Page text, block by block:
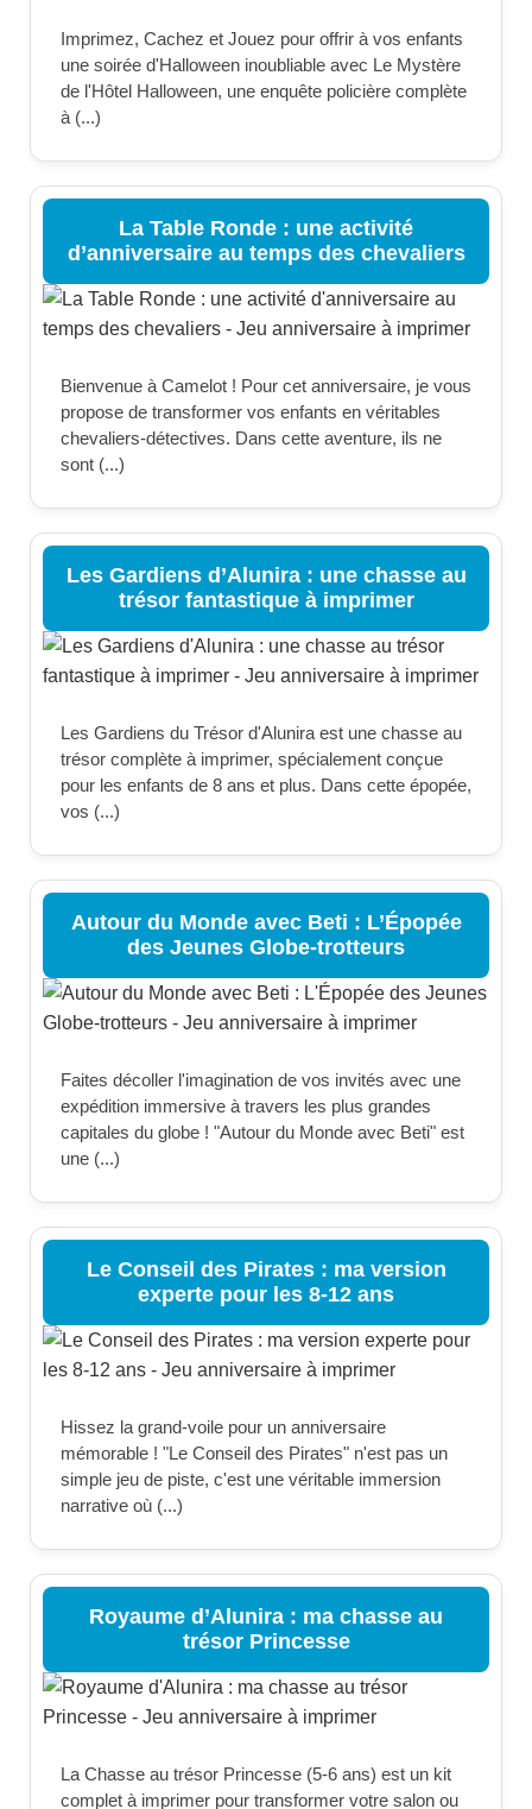
Imprimez, Cachez et Jouez pour offrir à vos enfants
une soirée d'Halloween inoubliable avec Le Mystère
de l'Hôtel Halloween, une enquête policière complète
à (...)
La Table Ronde : une activité
d’anniversaire au temps des chevaliers
Bienvenue à Camelot ! Pour cet anniversaire, je vous
propose de transformer vos enfants en véritables
chevaliers-détectives. Dans cette aventure, ils ne
sont (...)
Les Gardiens d’Alunira : une chasse au
trésor fantastique à imprimer
Les Gardiens du Trésor d'Alunira est une chasse au
trésor complète à imprimer, spécialement conçue
pour les enfants de 8 ans et plus. Dans cette épopée,
vos (...)
Autour du Monde avec Beti : L’Épopée
des Jeunes Globe-trotteurs
Faites décoller l'imagination de vos invités avec une
expédition immersive à travers les plus grandes
capitales du globe ! "Autour du Monde avec Beti" est
une (...)
Le Conseil des Pirates : ma version
experte pour les 8-12 ans
Hissez la grand-voile pour un anniversaire
mémorable ! "Le Conseil des Pirates" n'est pas un
simple jeu de piste, c'est une véritable immersion
narrative où (...)
Royaume d’Alunira : ma chasse au
trésor Princesse
La Chasse au trésor Princesse (5-6 ans) est un kit
complet à imprimer pour transformer votre salon ou